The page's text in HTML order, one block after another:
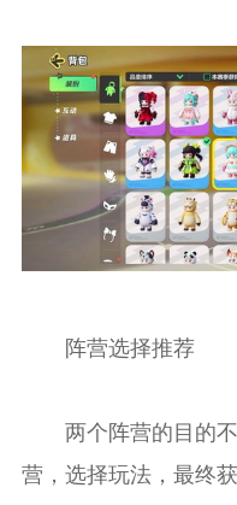
阵营选择推荐
两个阵营的目的不
营，选择玩法，最终获